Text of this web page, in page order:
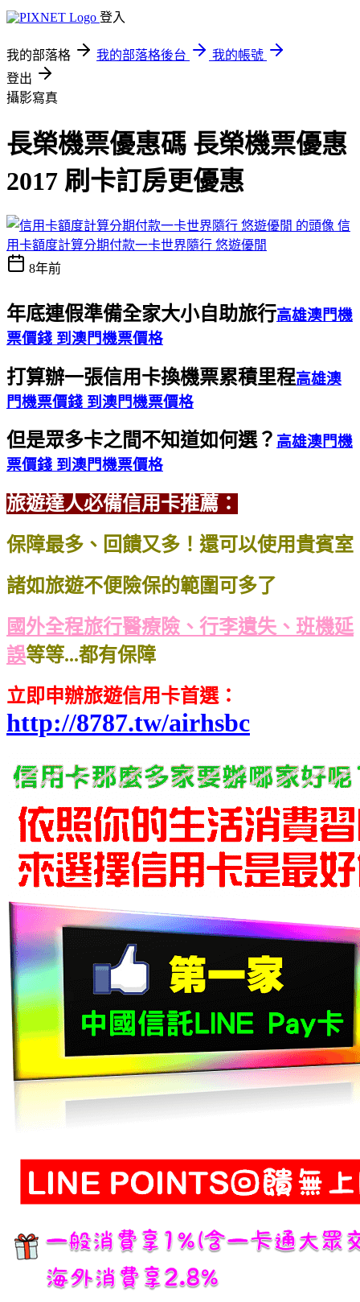
登入
我的部落格 我的部落格後台
我的帳號
登出
攝影寫真
長榮機票優惠碼 長榮機票優惠
2017 刷卡訂房更優惠
信
用卡額度計算分期付款一卡世界隨行 悠遊優閒
8年前
年底連假準備全家大小自助旅行高雄澳門機
票價錢 到澳門機票價格
打算辦一張信用卡換機票累積里程高雄澳
門機票價錢 到澳門機票價格
但是眾多卡之間不知道如何選？ 高雄澳門機
票價錢 到澳門機票價格
旅遊達人必備信用卡推薦：
保障最多、回饋又多！還可以使用貴賓室
諸如旅遊不便險保的範圍可多了
國外全程旅行醫療險、行李遺失、班機延
誤等等...都有保障
立即申辦旅遊信用卡首選 ：
http://8787.tw/airhsbc